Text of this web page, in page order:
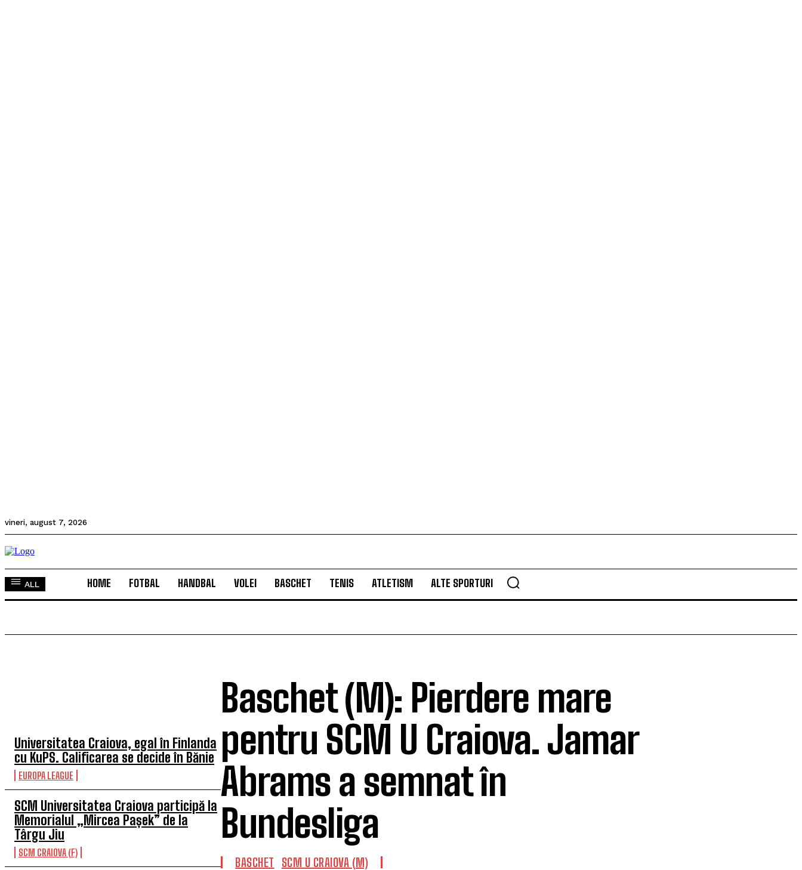
vineri, august 7, 2026
ALL HOME FOTBAL HANDBAL VOLEI BASCHET TENIS ATLETISM ALTE SPORTURI
Universitatea Craiova, egal în Finlanda
cu KuPS. Calificarea se decide în Bănie
EUROPA LEAGUE
SCM Universitatea Craiova participă la
Memorialul „Mircea Pașek” de la
Târgu Jiu
SCM CRAIOVA (F)
Baschet (M): Pierdere mare
pentru SCM U Craiova. Jamar
Abrams a semnat în
Bundesliga
BASCHET SCM U CRAIOVA (M)